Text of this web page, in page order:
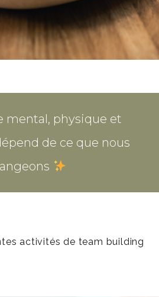
mental, physique et
de ce que nous
activités de team building